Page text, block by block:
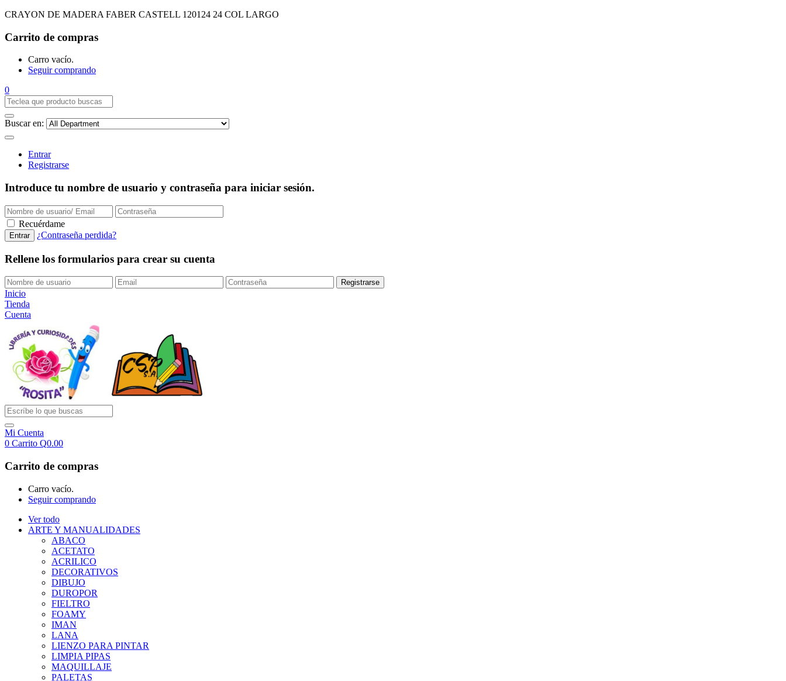
CRAYON DE MADERA FABER CASTELL 120124 24 COL LARGO
Carrito de compras
Carro vacío.
Seguir comprando
0
Buscar en:
Entrar
Registrarse
Introduce tu nombre de usuario y contraseña para iniciar sesión.
Recuérdame
¿Contraseña perdida?
Rellene los formularios para crear su cuenta
Inicio
Tienda
Cuenta
Mi Cuenta
0 Carrito Q0.00
Carrito de compras
Carro vacío.
Seguir comprando
Ver todo
ARTE Y MANUALIDADES
ABACO
ACETATO
ACRILICO
DECORATIVOS
DIBUJO
DUROPOR
FIELTRO
FOAMY
IMAN
LANA
LIENZO PARA PINTAR
LIMPIA PIPAS
MAQUILLAJE
PALETAS